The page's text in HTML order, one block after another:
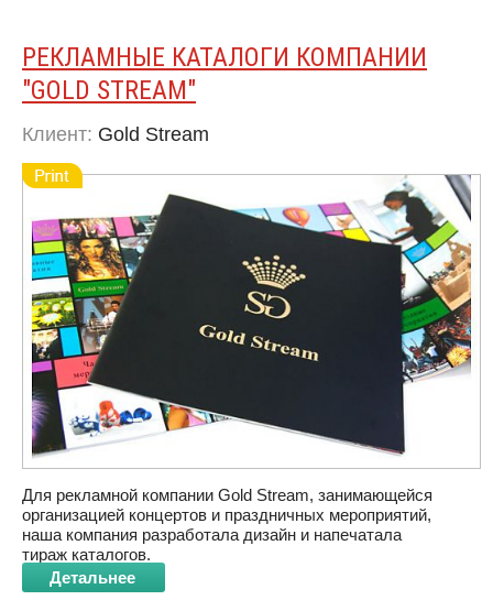
РЕКЛАМНЫЕ КАТАЛОГИ КОМПАНИИ
″GOLD STREAM″
Клиент: Gold Stream
Для рекламной компании Gold Stream, занимающейся
организацией концертов и праздничных мероприятий,
наша компания разработала дизайн и напечатала
тираж каталогов.
Детальнее